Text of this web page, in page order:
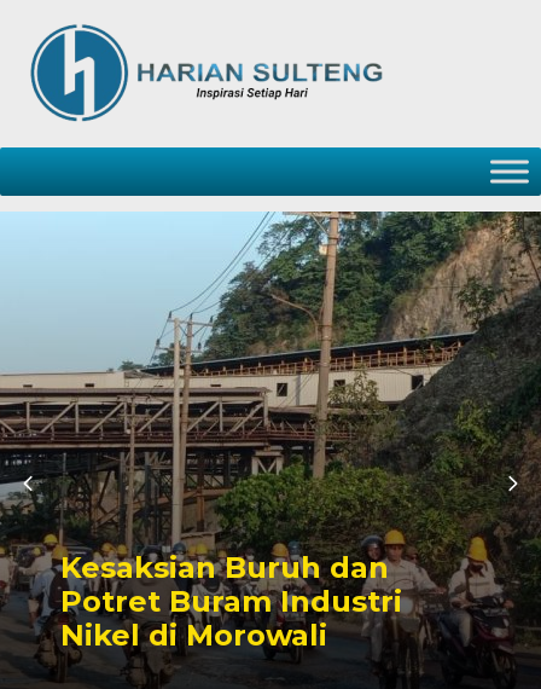
Sengketa Perizinan
Tambang yang Mengiringi
Karier Politik Anwar Hafid